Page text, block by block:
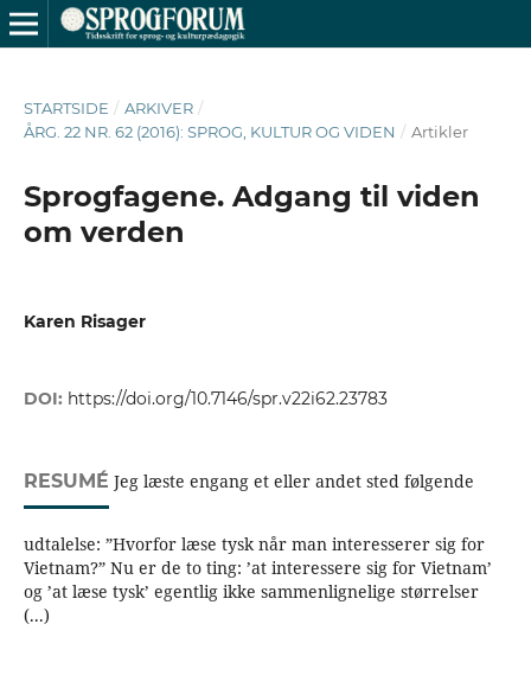
STARTSIDE / ARKIVER /
ÅRG. 22 NR. 62 (2016): SPROG, KULTUR OG VIDEN / Artikler
Sprogfagene. Adgang til viden
om verden
Karen Risager
DOI: https://doi.org/10.7146/spr.v22i62.23783
RESUMÉ Jeg læste engang et eller andet sted følgende
udtalelse: ”Hvorfor læse tysk når man interesserer sig for
Vietnam?” Nu er de to ting: ’at interessere sig for Vietnam’
og ’at læse tysk’ egentlig ikke sammenlignelige størrelser
(...)